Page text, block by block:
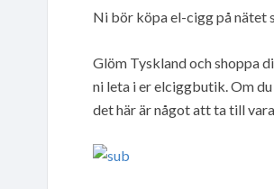
Ni bör köpa el-cigg på nätet
Glöm Tyskland och shoppa
ni leta i er elciggbutik. Om
det här är något att ta till